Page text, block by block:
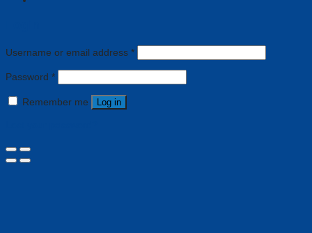
Username or email address *
Password *
Remember me Log in